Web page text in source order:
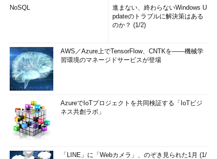
NoSQL
進まない、終わらないWindows U
pdateのトラブルに解決策はある
のか？ (1/2)
AWS／Azure上でTensorFlow、CNTKを――機械学
習環境のマネージドサービスが登場
AzureでIoTプロジェクトを共同検証する「IoTビジ
ネス共創ラボ」
「LINE」に「Webカメラ」、のぞき見られた1月 (1/